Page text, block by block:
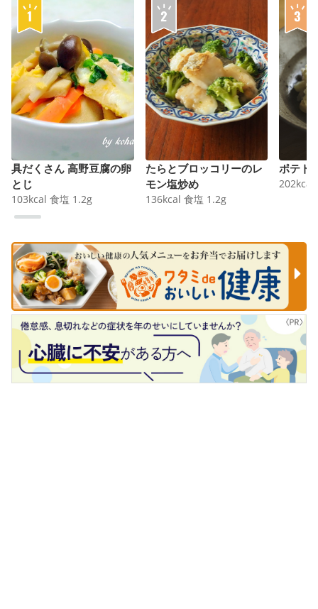
具だくさん 高野豆腐の卵
とじ
103kcal 食塩 1.2g
たらとブロッコリーのレ
モン塩炒め
136kcal 食塩 1.2g
ポテト
202kcal